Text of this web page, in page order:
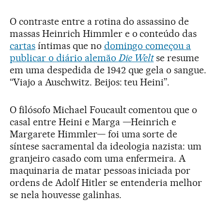
O contraste entre a rotina do assassino de
massas Heinrich Himmler e o conteúdo das
cartasíntimas que no domingo começou a
publicar o diário alemão Die Weltse resume
em uma despedida de 1942 que gela o sangue.
“Viajo a Auschwitz. Beijos: teu Heini”.
O filósofo Michael Foucault comentou que o
casal entre Heini e Marga —Heinrich e
Margarete Himmler— foi uma sorte de
síntese sacramental da ideologia nazista: um
granjeiro casado com uma enfermeira. A
maquinaria de matar pessoas iniciada por
ordens de Adolf Hitler se entenderia melhor
se nela houvesse galinhas.